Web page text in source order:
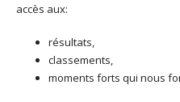
accès aux:
résultats,
classements,
moments forts qui nous